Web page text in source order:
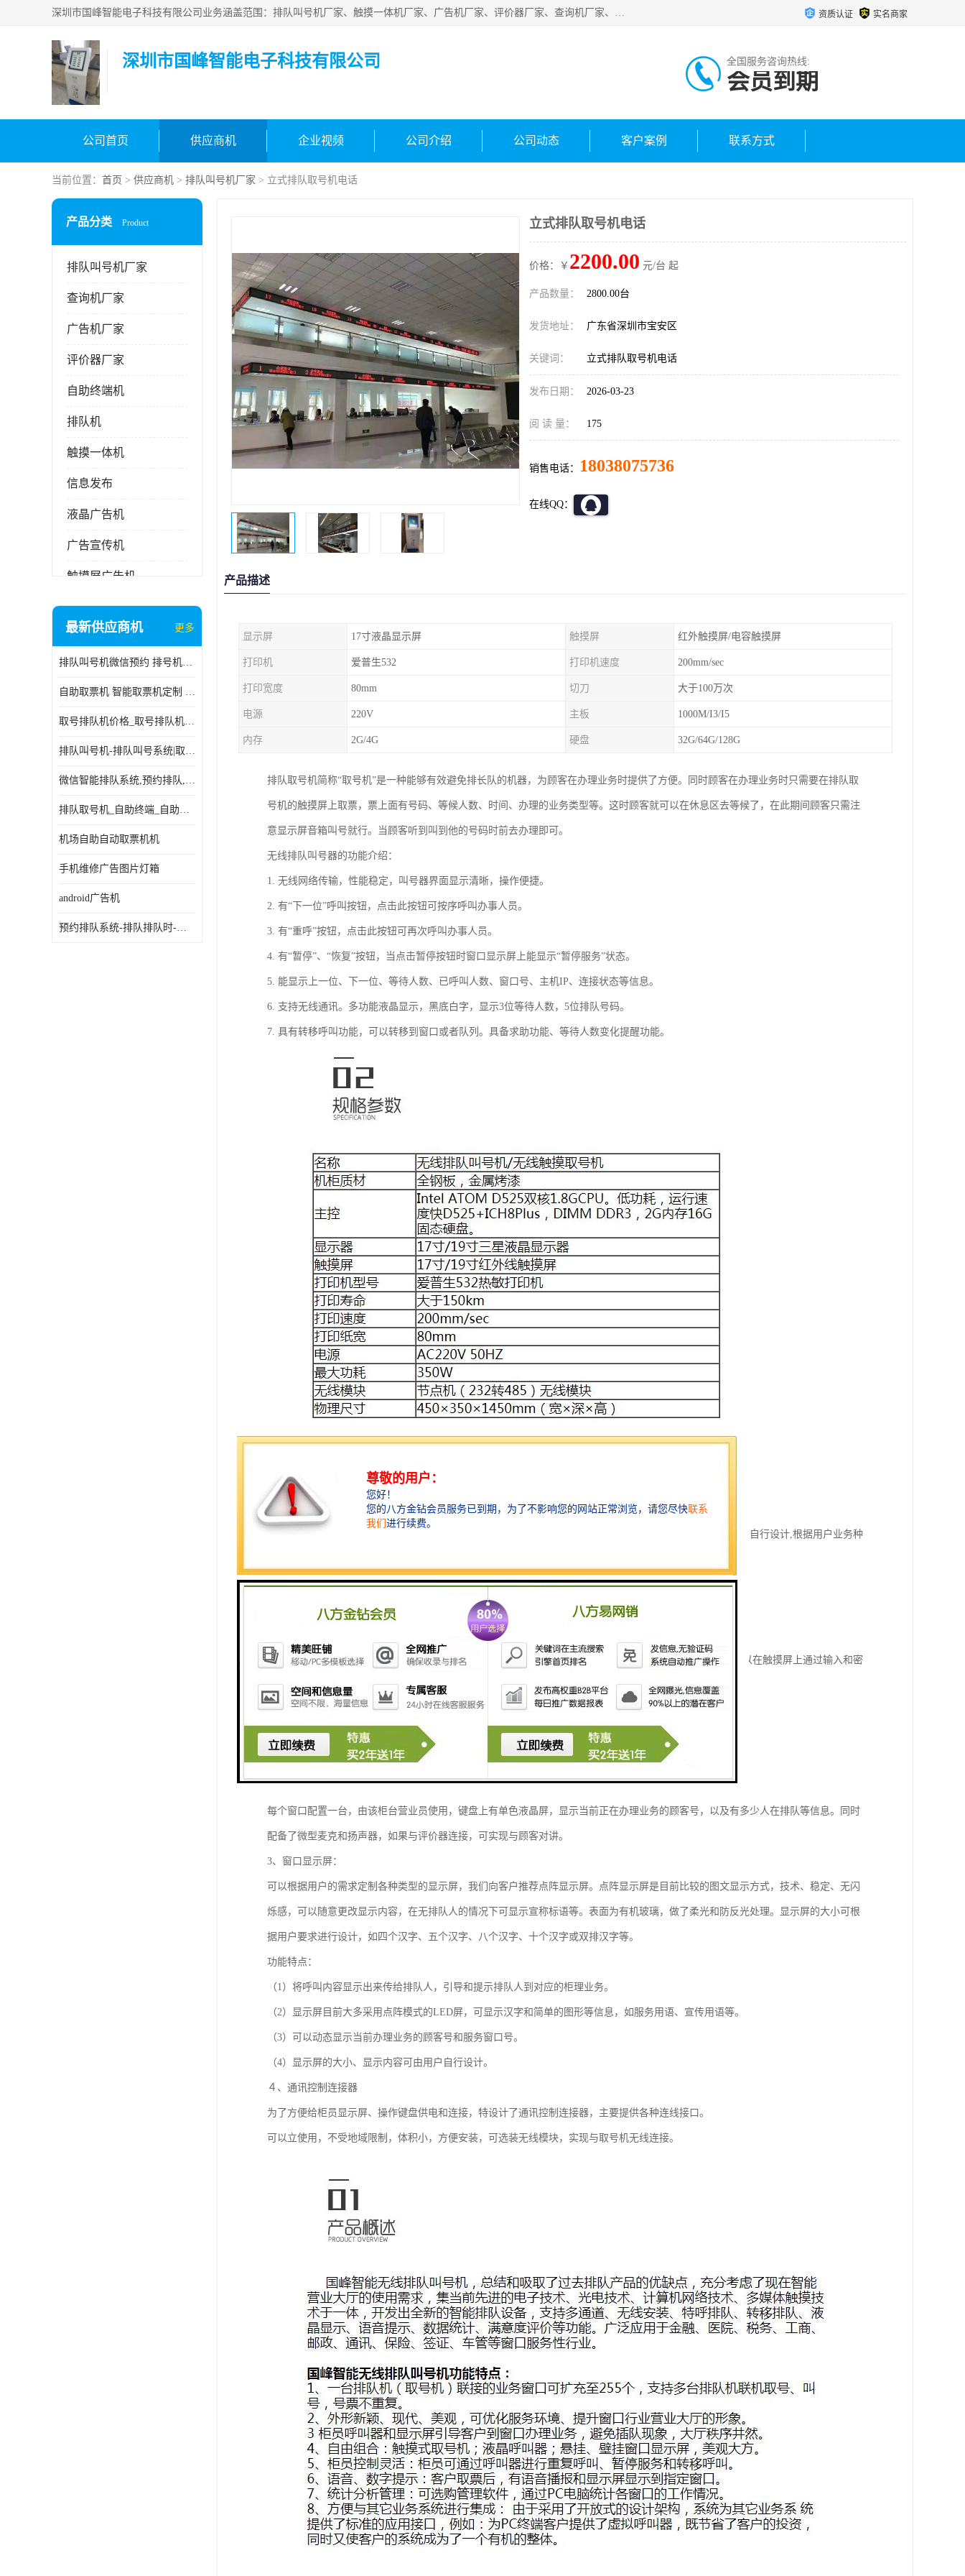
深圳市国峰智能电子科技有限公司业务涵盖范围：排队叫号机厂家、触摸一体机厂家、广告机厂家、评价器厂家、查询机厂家、自助终端机厂家；公司是一家集研发、生产、销售为一体的国民企业，设备制造商和解决方案提供商，广泛应用于银行、医院、、电力、电信、、交通、民航、保险等行业，为不同行业量身定制软硬件为一体的解决方案。 资质认证 实名商家
深圳市国峰智能电子科技有限公司 全国服务咨询热线:
会员到期
公司首页 供应商机 企业视频 公司介绍 公司动态 客户案例 联系方式
当前位置： 首页 > 供应商机 > 排队叫号机厂家 > 立式排队取号机电话
产品分类 Product
排队叫号机厂家
查询机厂家
广告机厂家
评价器厂家
自助终端机
排队机
触摸一体机
信息发布
液晶广告机
广告宣传机
触摸屏广告机
液晶显示器
电子白板
自助服务终端
最新供应商机 更多
排队叫号机微信预约 排号机诊所 行政大厅营业厅取号机
自助取票机 智能取票机定制 款式多样
取号排队机价格_取号排队机报价_取号排队机多少钱
排队叫号机-排队叫号系统|取号机-液晶拼接屏-自助终端机
微信智能排队系统,预约排队,扫码排队,微信叫号
排队取号机_自助终端_自助签到一体机 支持定做
机场自助自动取票机机
手机维修广告图片灯箱
android广告机
预约排队系统-排队排队时-排动排号系统和排队的使用方法
立式排队取号机电话
价格：￥ 2200.00 元/台 起
产品数量： 2800.00台
发货地址： 广东省深圳市宝安区
关键词： 立式排队取号机电话
发布日期： 2026-03-23
阅 读 量： 175
销售电话： 18038075736
在线QQ：
产品描述
显示屏 17寸液晶显示屏 触摸屏 红外触摸屏/电容触摸屏
打印机 爱普生532 打印机速度 200mm/sec
打印宽度 80mm 切刀 大于100万次
电源 220V 主板 1000M/I3/I5
内存 2G/4G 硬盘 32G/64G/128G
排队取号机简称“取号机”是一种能够有效避免排长队的机器，为顾客在办理业务时提供了方便。同时顾客在办理业务时只需要在排队取
号机的触摸屏上取票，票上面有号码、等候人数、时间、办理的业务类型等。这时顾客就可以在休息区去等候了，在此期间顾客只需注
意显示屏音箱叫号就行。当顾客听到叫到他的号码时前去办理即可。
无线排队叫号器的功能介绍：
1. 无线网络传输，性能稳定，叫号器界面显示清晰，操作便捷。
2. 有“下一位”呼叫按钮，点击此按钮可按序呼叫办事人员。
3. 有“重呼”按钮，点击此按钮可再次呼叫办事人员。
4. 有“暂停”、“恢复”按钮，当点击暂停按钮时窗口显示屏上能显示“暂停服务”状态。
5. 能显示上一位、下一位、等待人数、已呼叫人数、窗口号、主机IP、连接状态等信息。
6. 支持无线通讯。多功能液晶显示，黑底白字，显示3位等待人数，5位排队号码。
7. 具有转移呼叫功能，可以转移到窗口或者队列。具备求助功能、等待人数变化提醒功能。
主要构件及功能
1、取号机
取号机是排队机系统的关键设备，目前比较流行的排队系统都采用触摸屏方式。取号机的用户界面可以由用户自行设计,根据用户业务种
·触摸显示屏，17寸液晶屏，真彩色，分辨率可达1024*768。
·热敏打印机，噪音低、打印速度快、自动切纸、缺纸提示。
·支持VIP客户优先排队。可根据用户要求，为用户设计VIP卡（磁卡、IC卡等），然后通过VIP卡取号，也可以在触摸屏上通过输入和密
码，实现VIP顾客优先取号。
·配置功放和音响系统，可提供多种音效格式的提示音和背景音乐。
·丰富的查询和统计功能。
·可选无线网络模块，无需网络布线，方便移动，安装简单。
2、操作键盘(呼叫器)
每个窗口配置一台，由该柜台营业员使用，键盘上有单色液晶屏，显示当前正在办理业务的顾客号，以及有多少人在排队等信息。同时
配备了微型麦克和扬声器，如果与评价器连接，可实现与顾客对讲。
3、窗口显示屏：
可以根据用户的需求定制各种类型的显示屏，我们向客户推荐点阵显示屏。点阵显示屏是目前比较的图文显示方式，技术、稳定、无闪
烁感，可以随意更改显示内容，在无排队人的情况下可显示宣称标语等。表面为有机玻璃，做了柔光和防反光处理。显示屏的大小可根
据用户要求进行设计，如四个汉字、五个汉字、八个汉字、十个汉字或双排汉字等。
功能特点：
（1）将呼叫内容显示出来传给排队人，引导和提示排队人到对应的柜理业务。
（2）显示屏目前大多采用点阵模式的LED屏，可显示汉字和简单的图形等信息，如服务用语、宣传用语等。
（3）可以动态显示当前办理业务的顾客号和服务窗口号。
（4）显示屏的大小、显示内容可由用户自行设计。
４、通讯控制连接器
为了方便给柜员显示屏、操作键盘供电和连接，特设计了通讯控制连接器，主要提供各种连线接口。
可以立使用，不受地域限制，体积小，方便安装，可选装无线模块，实现与取号机无线连接。